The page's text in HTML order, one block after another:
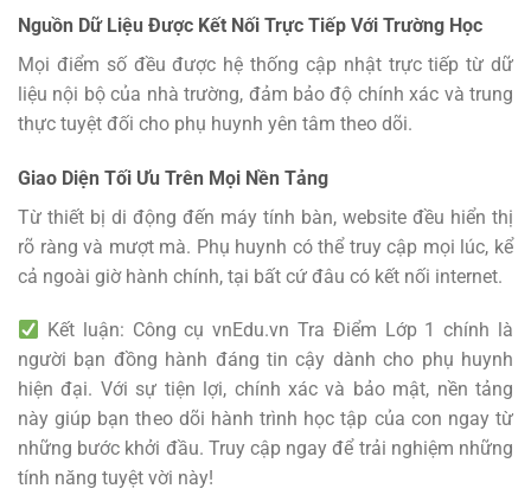
Nguồn Dữ Liệu Được Kết Nối Trực Tiếp Với Trường Học
Mọi điểm số đều được hệ thống cập nhật trực tiếp từ dữ
liệu nội bộ của nhà trường, đảm bảo độ chính xác và trung
thực tuyệt đối cho phụ huynh yên tâm theo dõi.
Giao Diện Tối Ưu Trên Mọi Nền Tảng
Từ thiết bị di động đến máy tính bàn, website đều hiển thị
rõ ràng và mượt mà. Phụ huynh có thể truy cập mọi lúc, kể
cả ngoài giờ hành chính, tại bất cứ đâu có kết nối internet.
Kết luận: Công cụ vnEdu.vn Tra Điểm Lớp 1 chính là
người bạn đồng hành đáng tin cậy dành cho phụ huynh
hiện đại. Với sự tiện lợi, chính xác và bảo mật, nền tảng
này giúp bạn theo dõi hành trình học tập của con ngay từ
những bước khởi đầu. Truy cập ngay để trải nghiệm những
tính năng tuyệt vời này!